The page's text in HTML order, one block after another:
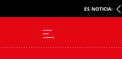
ES NOTICIA: